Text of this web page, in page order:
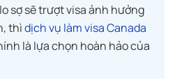
sợ sẽ trượt visa ảnh hưởng
thìdịch vụ làm visa Canada
là lựa chọn hoàn hảo của